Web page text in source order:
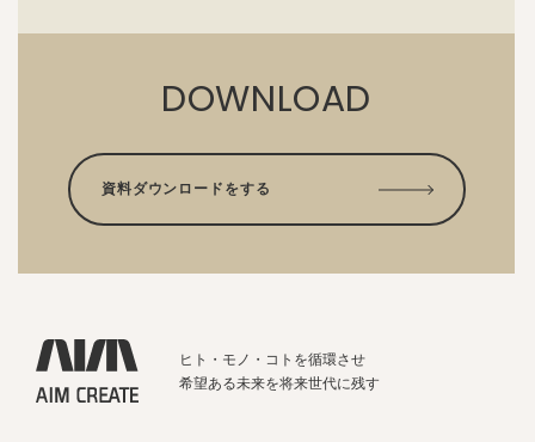
DOWNLOAD
資料ダウンロードをする
ヒト・モノ・コトを循環させ
希望ある未来を将来世代に残す